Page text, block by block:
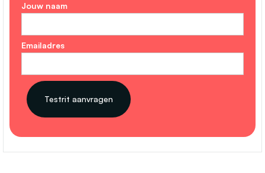
Jouw naam
Emailadres